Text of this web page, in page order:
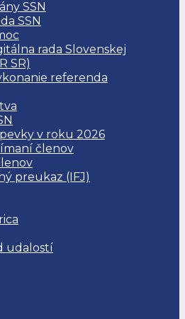
SSN
SSN
rada Slovenskej
SR)
referenda
v roku 2026
členov
preukaz (IFJ)
udalostí